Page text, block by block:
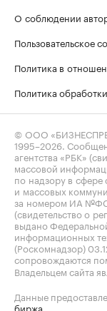
О соблюдении
Пользовательское
Политика в
Политика
© ООО
1995–2026 .
агентства «РБК»
массовой
по надзору в
и массовых
за номером ИА
(свидетельство о
выдано
информационных
(Роскомнадзор)
сопровождаются
Владельцем сайта
Данные
биржа